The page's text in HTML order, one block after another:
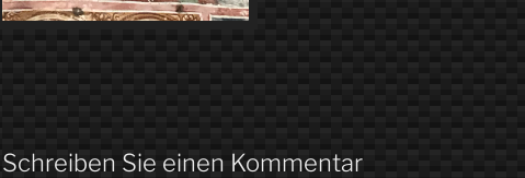
Schreiben Sie einen Kommentar